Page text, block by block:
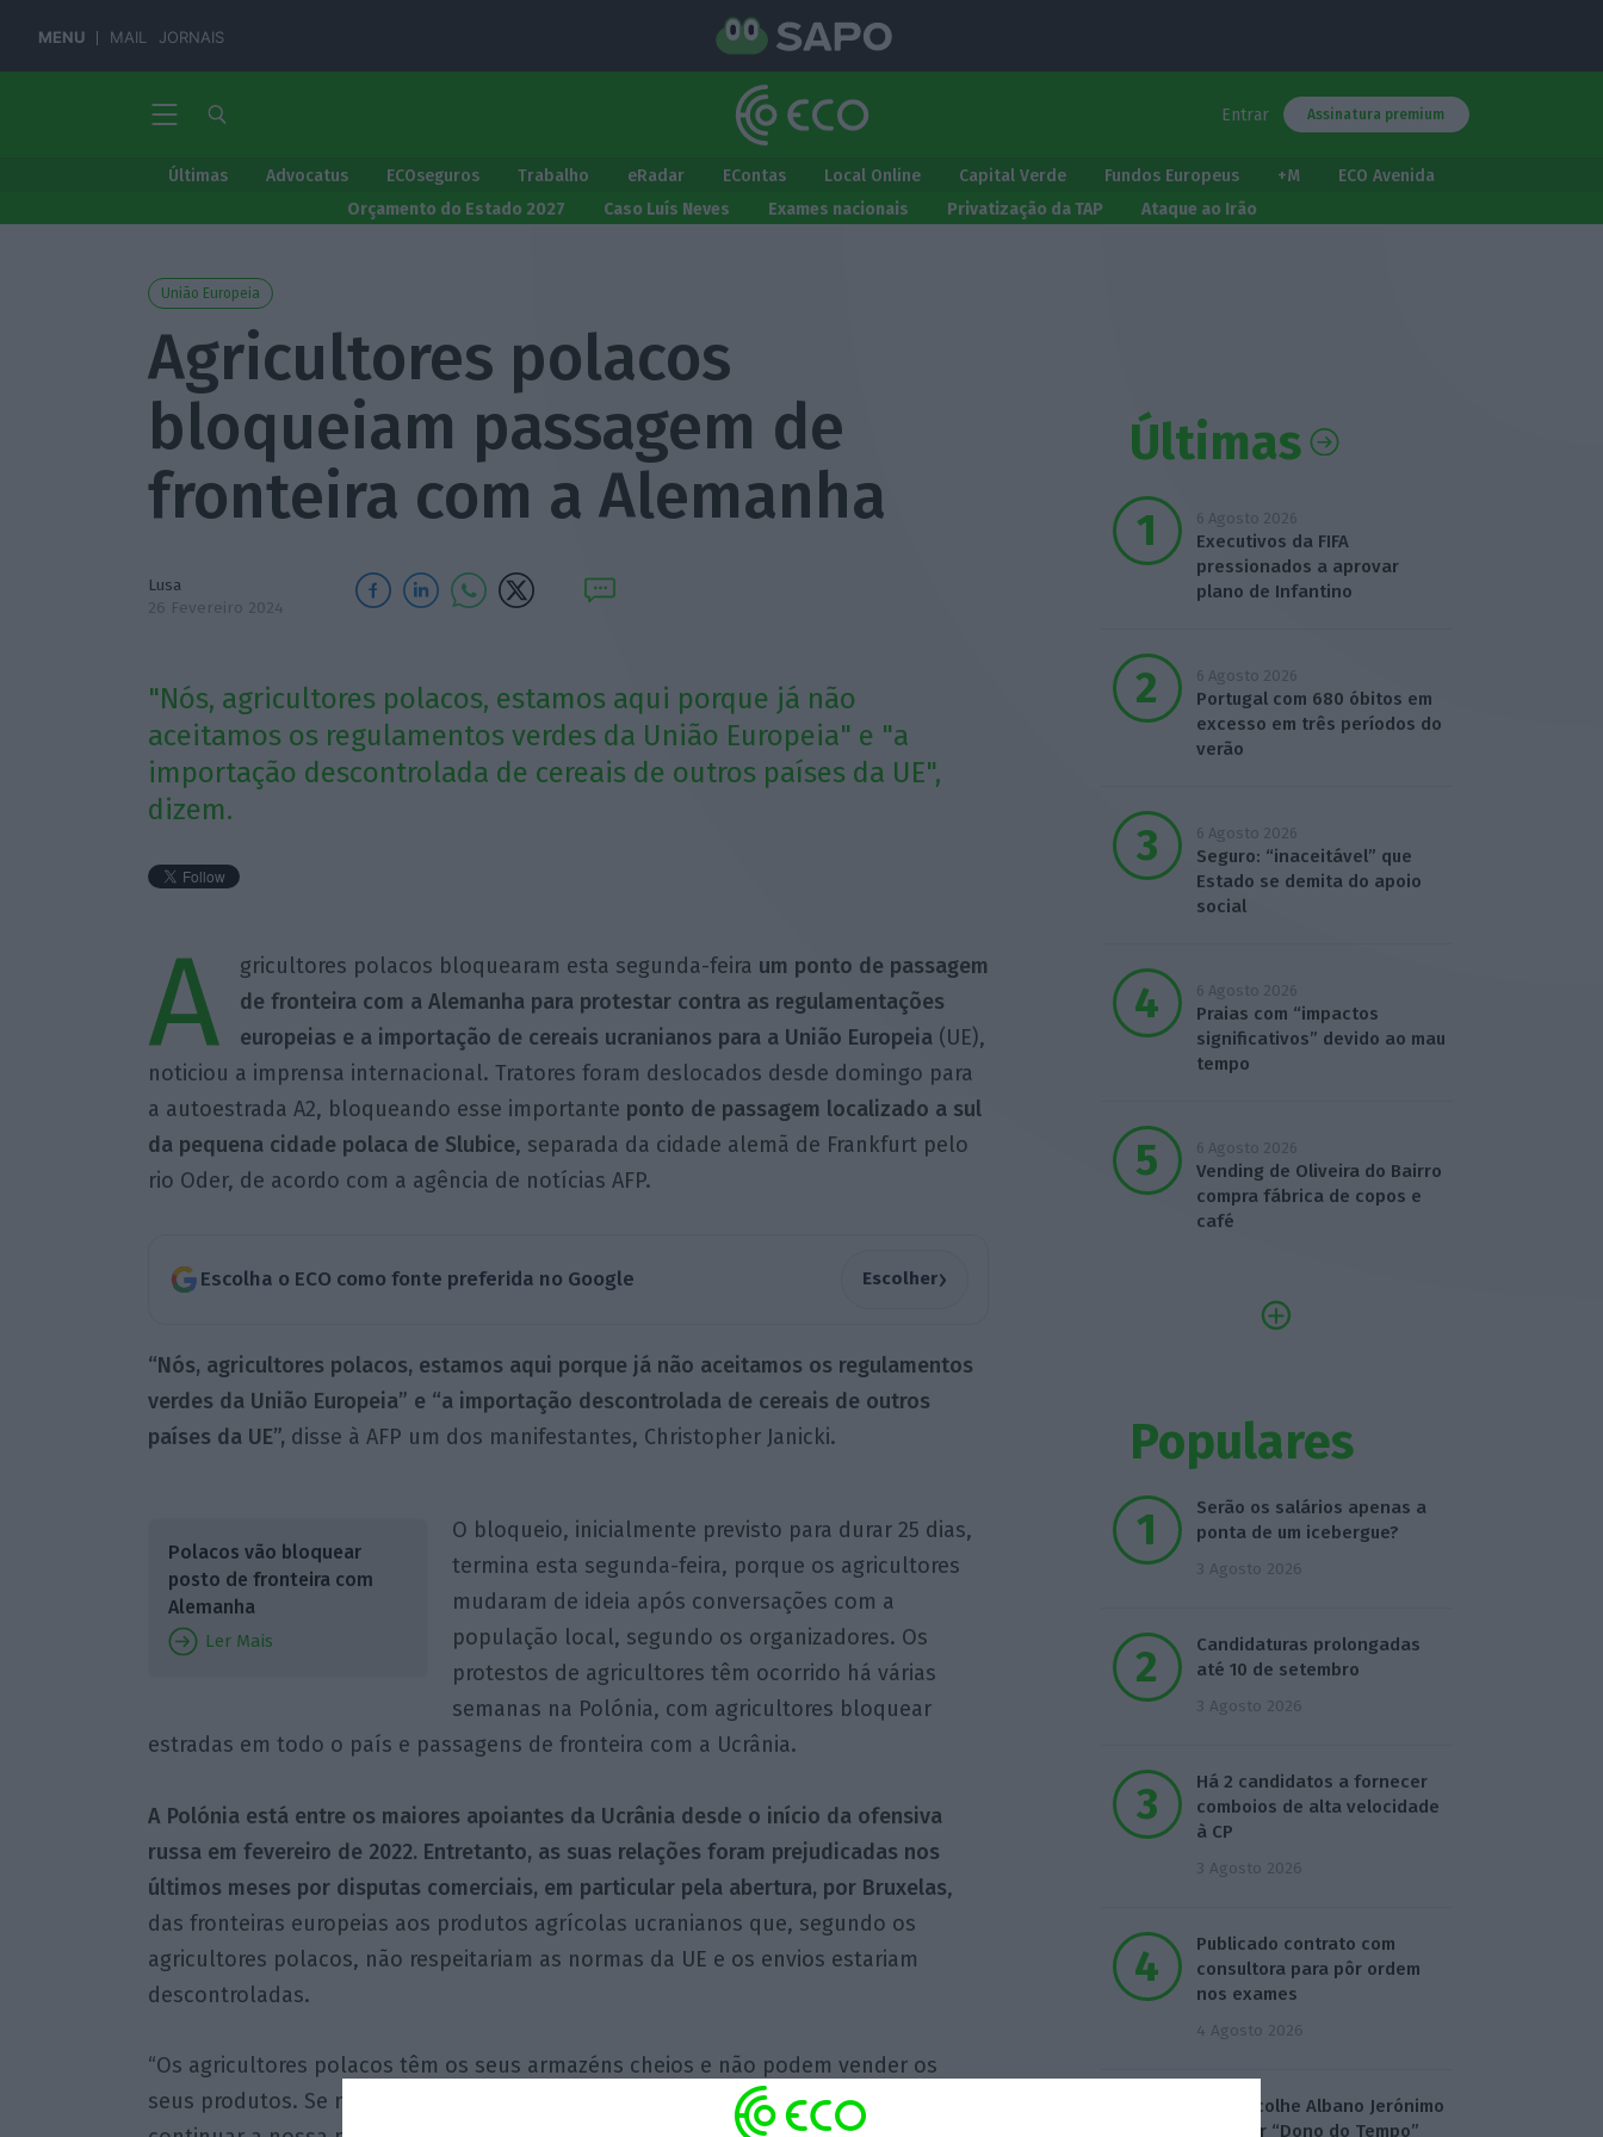
MENU MAIL JORNAIS
Entrar Assinatura premium
Últimas Advocatus ECOseguros Trabalho eRadar EContas Local Online Capital Verde Fundos Europeus +M
ECO Avenida
Orçamento do Estado 2027
Caso Luís Neves Exames nacionais Privatização da TAP Ataque ao Irão
União Europeia
Agricultores polacos
bloqueiam passagem de
fronteira com a Alemanha
Lusa
26 Fevereiro 2024
"Nós, agricultores polacos, estamos aqui porque já não
aceitamos os regulamentos verdes da União Europeia" e "a
importação descontrolada de cereais de outros países da UE",
dizem.
A gricultores polacos bloquearam esta segunda-feira um ponto de passagem
de fronteira com a Alemanha para protestar contra as regulamentações
europeias e a importação de cereais ucranianos para a União Europeia(UE),
noticiou a imprensa internacional. Tratores foram deslocados desde domingo para
a autoestrada A2, bloqueando esse importante ponto de passagem localizado a sul
da pequena cidade polaca de Slubice, separada da cidade alemã de Frankfurt pelo
rio Oder, de acordo com a agência de notícias AFP.
Escolha o ECO como fonte preferida no Google Escolher›
“Nós, agricultores polacos, estamos aqui porque já não aceitamos os regulamentos
verdes da União Europeia” e “a importação descontrolada de cereais de outros
países da UE”, disse à AFP um dos manifestantes, Christopher Janicki.
Polacos vão bloquear
posto de fronteira com
Alemanha
Ler Mais
O bloqueio, inicialmente previsto para durar 25 dias,
termina esta segunda-feira, porque os agricultores
mudaram de ideia após conversações com a
população local, segundo os organizadores. Os
protestos de agricultores têm ocorrido há várias
semanas na Polónia, com agricultores bloquear
estradas em todo o país e passagens de fronteira com a Ucrânia.
A Polónia está entre os maiores apoiantes da Ucrânia desde o início da ofensiva
russa em fevereiro de 2022. Entretanto, as suas relações foram prejudicadas nos
últimos meses por disputas comerciais, em particular pela abertura, por Bruxelas,
das fronteiras europeias aos produtos agrícolas ucranianos que, segundo os
agricultores polacos, não respeitariam as normas da UE e os envios estariam
descontroladas.
“Os agricultores polacos têm os seus armazéns cheios e não podem vender os
seus produtos. Se não podemos vender cereais, não podemos ganhar dinheiro e
Últimas
6 Agosto 2026
Executivos da FIFA
pressionados a aprovar
plano de Infantino
6 Agosto 2026
Portugal com 680 óbitos em
excesso em três períodos do
verão
6 Agosto 2026
Seguro: “inaceitável” que
Estado se demita do apoio
social
6 Agosto 2026
Praias com “impactos
significativos” devido ao mau
tempo
6 Agosto 2026
Vending de Oliveira do Bairro
compra fábrica de copos e
café
Populares
Serão os salários apenas a
ponta de um icebergue?
3 Agosto 2026
Candidaturas prolongadas
até 10 de setembro
3 Agosto 2026
Há 2 candidatos a fornecer
comboios de alta velocidade
à CP
3 Agosto 2026
Publicado contrato com
consultora para pôr ordem
nos exames
4 Agosto 2026
TML escolhe Albano Jerónimo
para ser “Dono do Tempo”